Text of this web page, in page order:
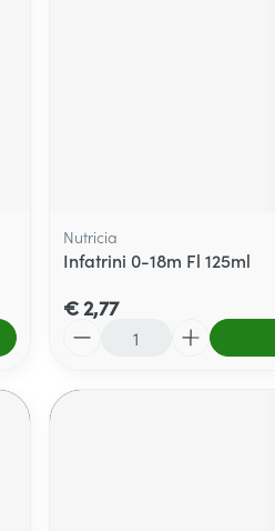
Nutricia
Infatrini 0-18m Fl 125ml
€ 2,77